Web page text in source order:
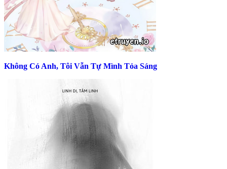
Không Có Anh, Tôi Vẫn Tự Mình Tỏa Sáng